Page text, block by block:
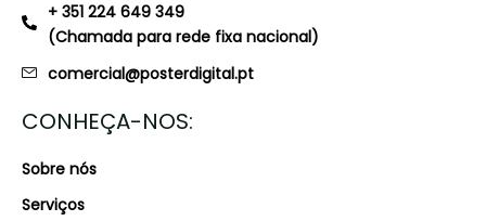
+ 351 224 649 349
(Chamada para rede fixa nacional)
comercial@posterdigital.pt
CONHEÇA-NOS:
Sobre nós
Serviços